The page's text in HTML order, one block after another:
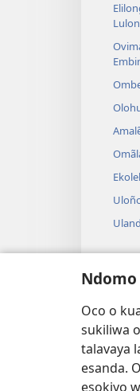
Oco o
sukiliwa
talavaya
esanda.
esokiyo